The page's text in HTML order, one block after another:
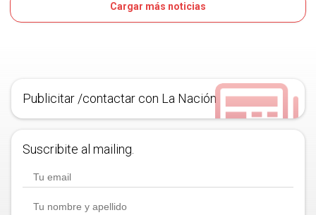
Cargar más noticias
Publicitar /contactar con La Nación
Suscribite al mailing.